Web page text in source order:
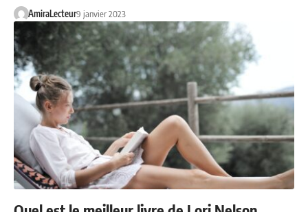
AmiraLecteur9 janvier 2023